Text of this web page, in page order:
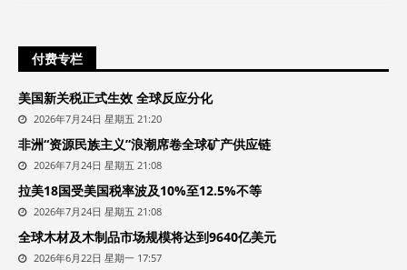
付费专栏
美国新关税正式生效 全球反应分化
2026年7月24日 星期五 21:20
非洲“资源民族主义”浪潮席卷全球矿产供应链
2026年7月24日 星期五 21:08
拉美18国受美国税率波及10%至12.5%不等
2026年7月24日 星期五 21:08
全球木材及木制品市场规模将达到9640亿美元
2026年6月22日 星期一 17:57